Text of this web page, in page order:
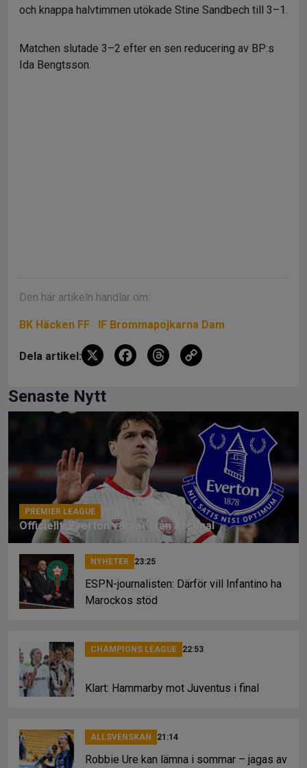
och knappa halvtimmen utökade Stine Sandbech till 3–1.
Matchen slutade 3–2 efter en sen reducering av BP:s
Ida Bengtsson.
Den här artikeln handlar om:
BK Häcken FF IF Brommapojkarna Dam
Dela artikel: X
F
b
o
o
k
T
s
Li
n
k
Senaste Nytt
PREMIER LEAGUE
Officiellt: Everton värvar från Arsenal
NYHETER 23:25
ESPN-journalisten: Därför vill Infantino ha
Marockos stöd
CHAMPIONS LEAGUE 22:53
Klart: Hammarby mot Juventus i final
ALLSVENSKAN 21:14
Robbie Ure kan lämna i sommar – jagas av